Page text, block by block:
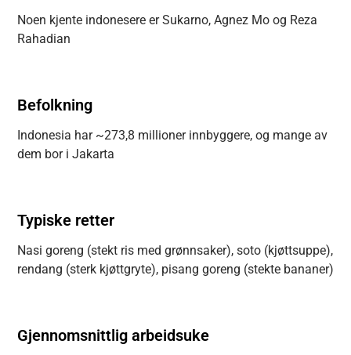
Noen kjente indonesere er Sukarno, Agnez Mo og Reza
Rahadian
Befolkning
Indonesia har ~273,8 millioner innbyggere, og mange av
dem bor i Jakarta
Typiske retter
Nasi goreng (stekt ris med grønnsaker), soto (kjøttsuppe),
rendang (sterk kjøttgryte), pisang goreng (stekte bananer)
Gjennomsnittlig arbeidsuke